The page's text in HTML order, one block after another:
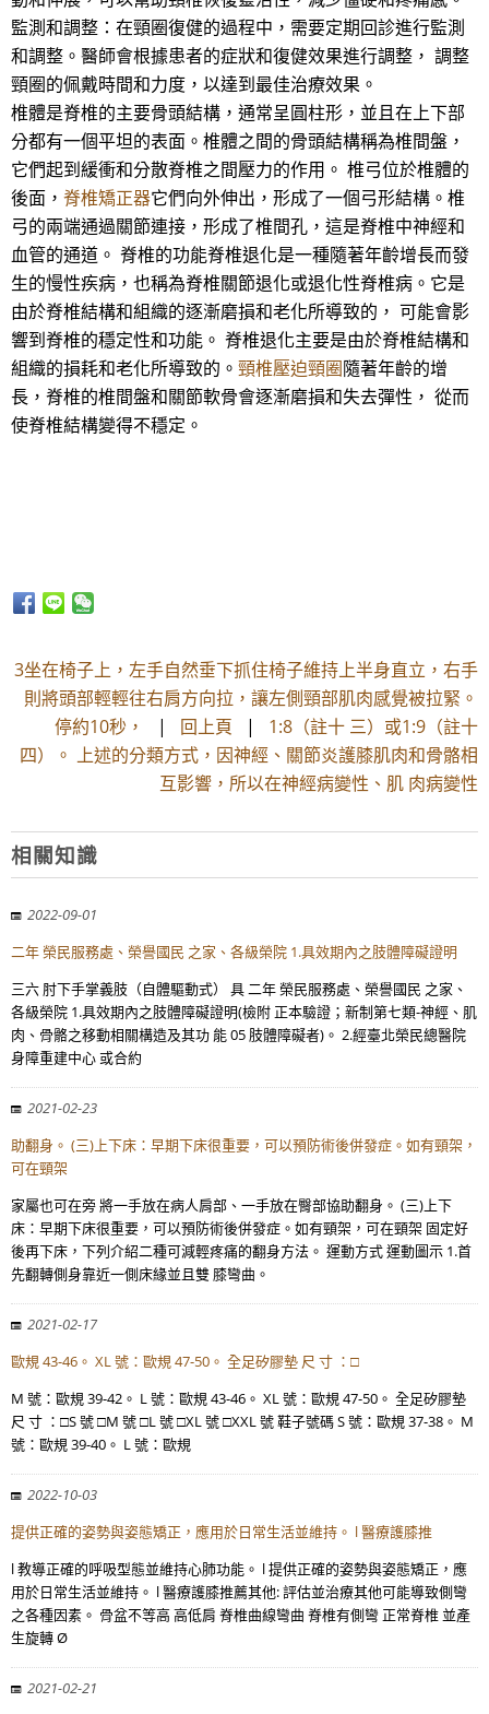
監測和調整：在頸圈復健的過程中，需要定期回診進行監測
和調整。醫師會根據患者的症狀和復健效果進行調整， 調整
頸圈的佩戴時間和力度，以達到最佳治療效果。
椎體是脊椎的主要骨頭結構，通常呈圓柱形，並且在上下部
分都有一個平坦的表面。椎體之間的骨頭結構稱為椎間盤，
它們起到緩衝和分散脊椎之間壓力的作用。 椎弓位於椎體的
後面， 脊椎矯正器它們向外伸出，形成了一個弓形結構。椎
弓的兩端通過關節連接，形成了椎間孔，這是脊椎中神經和
血管的通道。 脊椎的功能脊椎退化是一種隨著年齡增長而發
生的慢性疾病，也稱為脊椎關節退化或退化性脊椎病。它是
由於脊椎結構和組織的逐漸磨損和老化所導致的， 可能會影
響到脊椎的穩定性和功能。 脊椎退化主要是由於脊椎結構和
組織的損耗和老化所導致的。 頸椎壓迫頸圈隨著年齡的增
長，脊椎的椎間盤和關節軟骨會逐漸磨損和失去彈性， 從而
使脊椎結構變得不穩定。
3坐在椅子上，左手自然垂下抓住椅子維持上半身直立，右手
則將頭部輕輕往右肩方向拉，讓左側頸部肌肉感覺被拉緊。
停約10秒，
| 回上頁 | 1:8（註十 三）或1:9（註十
四）。 上述的分類方式，因神經、關節炎護膝肌肉和骨骼相
互影響，所以在神經病變性、肌 肉病變性
相關知識
2022-09-01
二年 榮民服務處、榮譽國民 之家、各級榮院 1.具效期內之肢體障礙證明
三六 肘下手掌義肢（自體驅動式） 具 二年 榮民服務處、榮譽國民 之家、
各級榮院 1.具效期內之肢體障礙證明(檢附 正本驗證；新制第七類-神經、肌
肉、骨骼之移動相關構造及其功 能 05 肢體障礙者)。 2.經臺北榮民總醫院
身障重建中心 或合約
2021-02-23
助翻身。 (三)上下床：早期下床很重要，可以預防術後併發症。如有頸架，
可在頸架
家屬也可在旁 將一手放在病人肩部、一手放在臀部協助翻身。 (三)上下
床：早期下床很重要，可以預防術後併發症。如有頸架，可在頸架 固定好
後再下床，下列介紹二種可減輕疼痛的翻身方法。 運動方式 運動圖示 1.首
先翻轉側身靠近一側床緣並且雙 膝彎曲。
2021-02-17
歐規 43-46。 XL 號：歐規 47-50。 全足矽膠墊 尺 寸 ：□
M 號：歐規 39-42。 L 號：歐規 43-46。 XL 號：歐規 47-50。 全足矽膠墊
尺 寸 ：□S 號 □M 號 □L 號 □XL 號 □XXL 號 鞋子號碼 S 號：歐規 37-38。 M
號：歐規 39-40。 L 號：歐規
2022-10-03
提供正確的姿勢與姿態矯正，應用於日常生活並維持。 l 醫療護膝推
l 教導正確的呼吸型態並維持心肺功能。 l 提供正確的姿勢與姿態矯正，應
用於日常生活並維持。 l 醫療護膝推薦其他: 評估並治療其他可能導致側彎
之各種因素。 骨盆不等高 高低肩 脊椎曲線彎曲 脊椎有側彎 正常脊椎 並產
生旋轉 Ø
2021-02-21